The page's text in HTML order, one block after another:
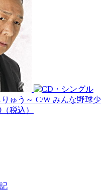
ゅう～ C/W みんな野球少
税込）